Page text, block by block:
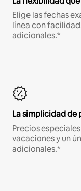
Elige las fechas
línea con
adicionales.*
La simplicidad de
Precios
vacaciones y un
adicionales.*